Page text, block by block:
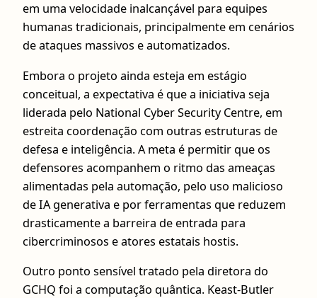
em uma velocidade inalcançável para equipes
humanas tradicionais, principalmente em cenários
de ataques massivos e automatizados.
Embora o projeto ainda esteja em estágio
conceitual, a expectativa é que a iniciativa seja
liderada pelo National Cyber Security Centre, em
estreita coordenação com outras estruturas de
defesa e inteligência. A meta é permitir que os
defensores acompanhem o ritmo das ameaças
alimentadas pela automação, pelo uso malicioso
de IA generativa e por ferramentas que reduzem
drasticamente a barreira de entrada para
cibercriminosos e atores estatais hostis.
Outro ponto sensível tratado pela diretora do
GCHQ foi a computação quântica. Keast-Butler